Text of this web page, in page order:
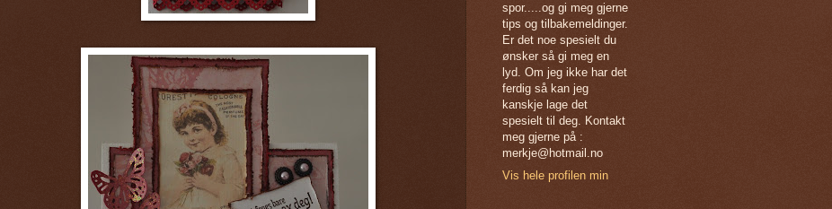
spor.....og gi meg gjerne
tips og tilbakemeldinger.
Er det noe spesielt du
ønsker så gi meg en
lyd. Om jeg ikke har det
ferdig så kan jeg
kanskje lage det
spesielt til deg. Kontakt
meg gjerne på :
merkje@hotmail.no
Vis hele profilen min